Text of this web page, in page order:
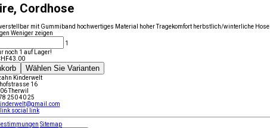
Cordhose
mit Gummiband hochwertiges Material hoher Tragekomfort herbstlich/winterliche Hose
Weniger zeigen
1
noch 1 auf Lager!
43.00
Wählen Sie Varianten
Kinderwelt
16
Therwil
250 40 25
social link
Sitemap